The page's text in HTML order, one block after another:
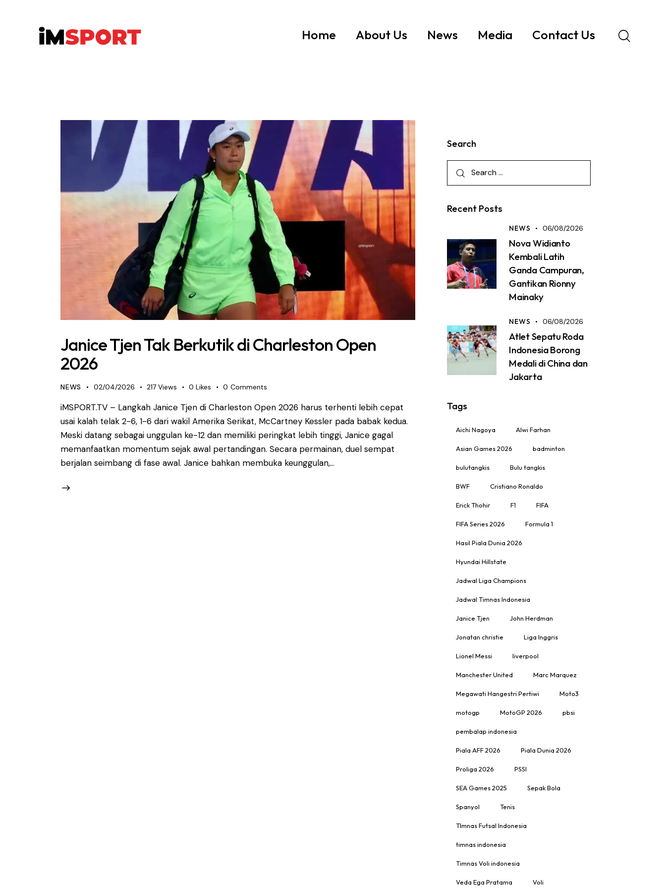
Home About Us News Media Contact Us
Janice Tjen Tak Berkutik di Charleston Open
2026
NEWS 02/04/2026 217 Views 0 Likes 0 Comments
iMSPORT.TV – Langkah Janice Tjen di Charleston Open 2026 harus terhenti lebih cepat
usai kalah telak 2-6, 1-6 dari wakil Amerika Serikat, McCartney Kessler pada babak kedua.
Meski datang sebagai unggulan ke-12 dan memiliki peringkat lebih tinggi, Janice gagal
memanfaatkan momentum sejak awal pertandingan. Secara permainan, duel sempat
berjalan seimbang di fase awal. Janice bahkan membuka keunggulan,…
Search
Recent Posts
NEWS 06/08/2026
Nova Widianto
Kembali Latih
Ganda Campuran,
Gantikan Rionny
Mainaky
NEWS 06/08/2026
Atlet Sepatu Roda
Indonesia Borong
Medali di China dan
Jakarta
Tags
Aichi Nagoya Alwi Farhan
Asian Games 2026 badminton
bulutangkis Bulu tangkis
BWF Cristiano Ronaldo
Erick Thohir F1 FIFA
FIFA Series 2026 Formula 1
Hasil Piala Dunia 2026
Hyundai Hillstate
Jadwal Liga Champions
Jadwal Timnas Indonesia
Janice Tjen John Herdman
Jonatan christie Liga Inggris
Lionel Messi liverpool
Manchester United Marc Marquez
Megawati Hangestri Pertiwi Moto3
motogp MotoGP 2026 pbsi
pembalap indonesia
Piala AFF 2026 Piala Dunia 2026
Proliga 2026 PSSI
SEA Games 2025 Sepak Bola
Spanyol Tenis
TImnas Futsal Indonesia
timnas indonesia
Timnas Voli indonesia
Veda Ega Pratama Voli